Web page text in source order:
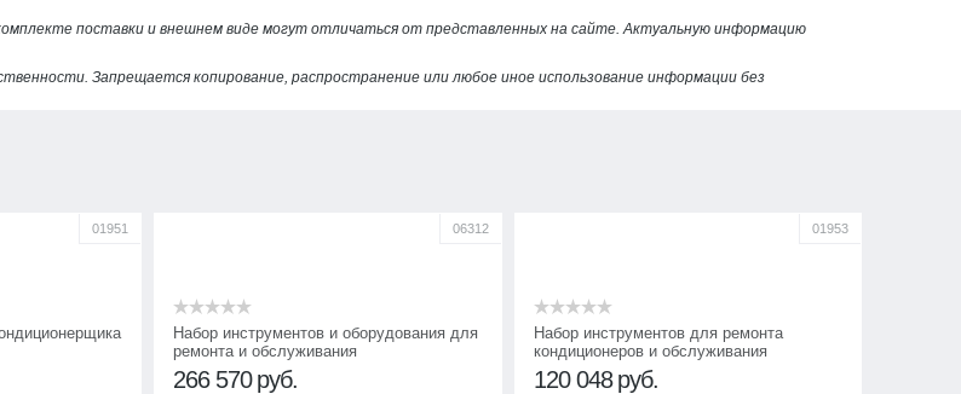
поставки и внешнем виде могут отличаться от представленных на сайте. Актуальную информацию
Запрещается копирование, распространение или любое иное использование информации без
01951 06312
Набор инструментов и оборудования для
ремонта и обслуживания
автокондиционеров НИР-ХК-А
266 570 руб.
01953
Набор инструментов для ремонта
кондиционеров и обслуживания
холодильных установок НИР-ХК PROFI
120 048 руб.